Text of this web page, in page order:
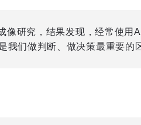
像研究，结果发现，经常使用
我们做判断、做决策最重要的